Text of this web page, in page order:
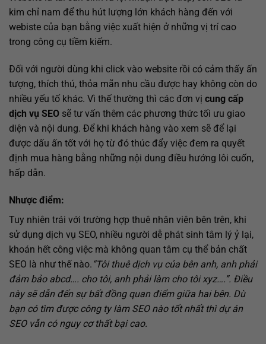
kim chỉ nam để thu hút lượng lớn khách hàng đến với
webiste của bạn bằng việc xuất hiện ở những vị trí cao
trong công cụ tiềm kiếm.
Đối với người dùng khi click vào website rồi có cảm thấy ấn
tượng, thích thú, thỏa mãn nhu cầu được hay không còn do
nhiều yếu tố khác. Vì thế thường thì các đơn vị cung cấp
dịch vụ SEO sẽ tư vấn thêm các phương thức tối ưu giao
diện và nội dung. Để khi khách hàng vào xem sẽ để lại
được dấu ấn tốt với họ từ đó thúc đẩy việc đem ra quyết
định mua hàng bằng những nội dung điều hướng lôi cuốn,
hấp dẫn.
Nhược điểm:
Tuy nhiên trái với trường hợp thuê nhân viên bên trên, khi
sử dụng dịch vụ SEO, nhiều người dễ phát sinh tâm lý ỷ lại,
khoán hết công việc mà không quan tâm cụ thể bản chất
SEO là như thế nào. “Tôi thuê dịch vụ của bên anh, anh phải
đảm bảo abcd…. cho tôi, anh phải làm cho tôi xyz….”. Điều
này sẽ dẫn đến sự bất đồng quan điểm giữa hai bên. Dù
bạn có tìm được công ty làm SEO nào tốt nhất thì dự án
SEO vẫn có nguy cơ thất bại cao.